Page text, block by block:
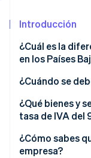
Sesiones
Descubre
Mirar ahora
Introducción
¿Cuál es la
en los Países
¿Cuándo se
¿Qué bienes y
tasa de IVA del
¿Cómo sabes
empresa?